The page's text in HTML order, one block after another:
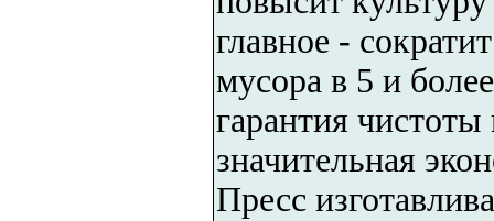
главное -
мусора в 5 и
гарантия
значительная
Пресс